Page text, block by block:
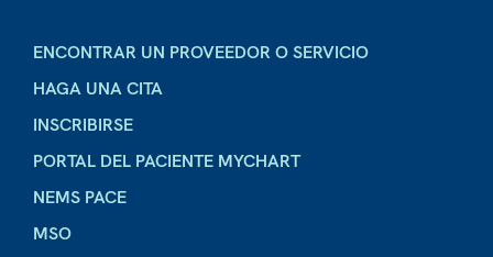
ENCONTRAR UN PROVEEDOR O SERVICIO
HAGA UNA CITA
INSCRIBIRSE
PORTAL DEL PACIENTE MYCHART
NEMS PACE
MSO